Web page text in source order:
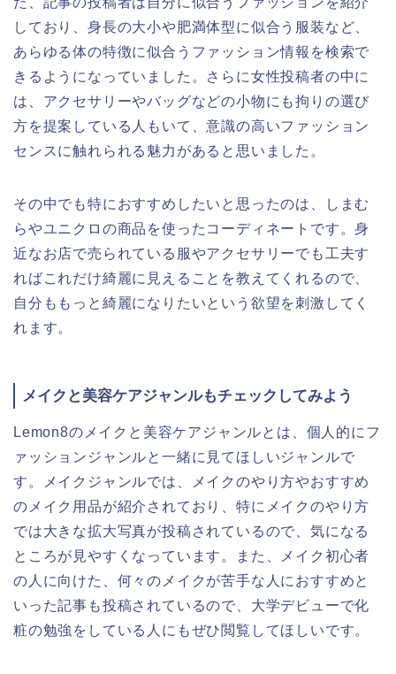
しており、身長の大小や肥満体型に似合う服装など、
あらゆる体の特徴に似合うファッション情報を検索で
きるようになっていました。さらに女性投稿者の中に
は、アクセサリーやバッグなどの小物にも拘りの選び
方を提案している人もいて、意識の高いファッション
センスに触れられる魅力があると思いました。
その中でも特におすすめしたいと思ったのは、しまむ
らやユニクロの商品を使ったコーディネートです。身
近なお店で売られている服やアクセサリーでも工夫す
ればこれだけ綺麗に見えることを教えてくれるので、
自分ももっと綺麗になりたいという欲望を刺激してく
れます。
メイクと美容ケアジャンルもチェックしてみよう
Lemon8のメイクと美容ケアジャンルとは、個人的にフ
ァッションジャンルと一緒に見てほしいジャンルで
す。メイクジャンルでは、メイクのやり方やおすすめ
のメイク用品が紹介されており、特にメイクのやり方
では大きな拡大写真が投稿されているので、気になる
ところが見やすくなっています。また、メイク初心者
の人に向けた、何々のメイクが苦手な人におすすめと
いった記事も投稿されているので、大学デビューで化
粧の勉強をしている人にもぜひ閲覧してほしいです。